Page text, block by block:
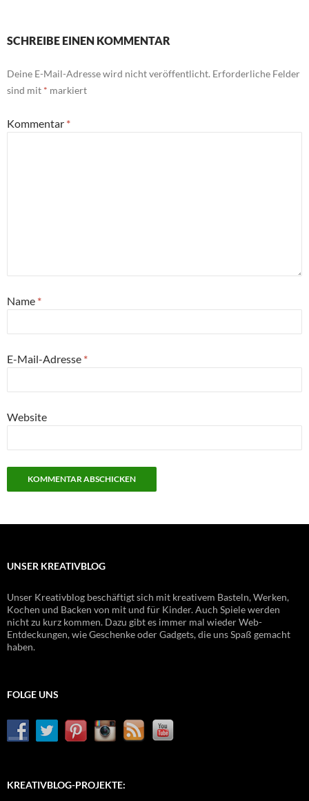
SCHREIBE EINEN KOMMENTAR
Deine E-Mail-Adresse wird nicht veröffentlicht. Erforderliche Felder
sind mit * markiert
Kommentar *
Name *
E-Mail-Adresse *
Website
UNSER KREATIVBLOG
Unser Kreativblog beschäftigt sich mit kreativem Basteln, Werken,
Kochen und Backen von mit und für Kinder. Auch Spiele werden
nicht zu kurz kommen. Dazu gibt es immer mal wieder Web-
Entdeckungen, wie Geschenke oder Gadgets, die uns Spaß gemacht
haben.
FOLGE UNS
KREATIVBLOG-PROJEKTE: